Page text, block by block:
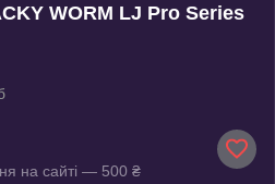
WORM LJ Pro Series
на сайті — 500 ₴